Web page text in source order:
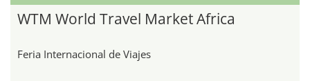
WTM World Travel Market Africa
Feria Internacional de Viajes